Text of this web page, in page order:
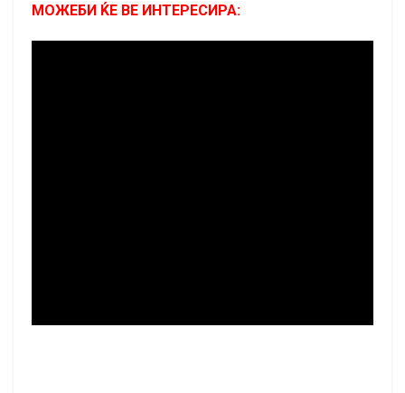
МОЖЕБИ ЌЕ ВЕ ИНТЕРЕСИРА: